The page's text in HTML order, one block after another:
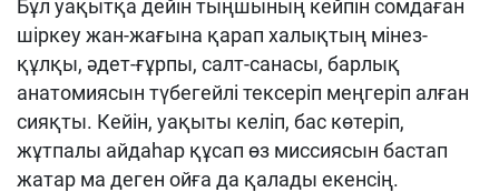
Бұл уақытқа дейін тыңшының кейпін сомдаған
шіркеу жан-жағына қарап халықтың мінез-
құлқы, әдет-ғұрпы, салт-санасы, барлық
анатомиясын түбегейлі тексеріп меңгеріп алған
сияқты. Кейін, уақыты келіп, бас көтеріп,
жұтпалы айдаһар құсап өз миссиясын бастап
жатар ма деген ойға да қалады екенсің.